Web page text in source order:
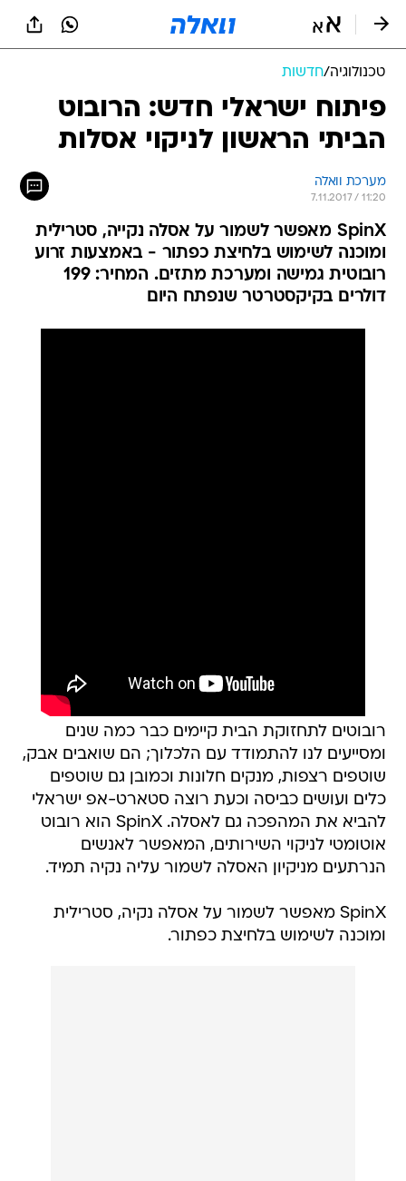
טכנולוגיה/חדשות
פיתוח ישראלי חדש: הרובוט
הביתי הראשון לניקוי אסלות
מערכת וואלה
7.11.2017 / 11:20
SpinX מאפשר לשמור על אסלה נקייה, סטרילית
ומוכנה לשימוש בלחיצת כפתור - באמצעות זרוע
רובוטית גמישה ומערכת מתזים. המחיר: 199
דולרים בקיקסטרטר שנפתח היום
רובוטים לתחזוקת הבית קיימים כבר כמה שנים
ומסייעים לנו להתמודד עם הלכלוך; הם שואבים אבק,
שוטפים רצפות, מנקים חלונות וכמובן גם שוטפים
כלים ועושים כביסה וכעת רוצה סטארט-אפ ישראלי
להביא את המהפכה גם לאסלה. SpinX הוא רובוט
אוטומטי לניקוי השירותים, המאפשר לאנשים
הנרתעים מניקיון האסלה לשמור עליה נקיה תמיד.
SpinX מאפשר לשמור על אסלה נקיה, סטרילית
ומוכנה לשימוש בלחיצת כפתור.